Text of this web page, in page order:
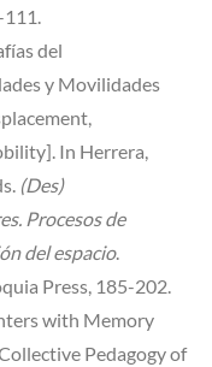
111.
del
y Movilidades
In Herrera,
(Des)
Procesos de
del espacio.
Press, 185-202.
with Memory
Pedagogy of